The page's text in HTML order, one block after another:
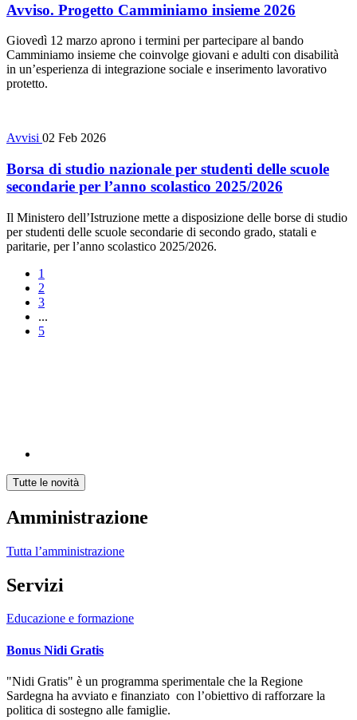
Avviso. Progetto Camminiamo insieme 2026
Giovedì 12 marzo aprono i termini per partecipare al bando
Camminiamo insieme che coinvolge giovani e adulti con disabilità
in un’esperienza di integrazione sociale e inserimento lavorativo
protetto.
Avvisi 02 Feb 2026
Borsa di studio nazionale per studenti delle scuole
secondarie per l’anno scolastico 2025/2026
Il Ministero dell’Istruzione mette a disposizione delle borse di studio
per studenti delle scuole secondarie di secondo grado, statali e
paritarie, per l’anno scolastico 2025/2026.
1
2
3
...
5
Tutte le novità
Amministrazione
Tutta l’amministrazione
Servizi
Educazione e formazione
Bonus Nidi Gratis
"Nidi Gratis" è un programma sperimentale che la Regione
Sardegna ha avviato e finanziato con l’obiettivo di rafforzare la
politica di sostegno alle famiglie.